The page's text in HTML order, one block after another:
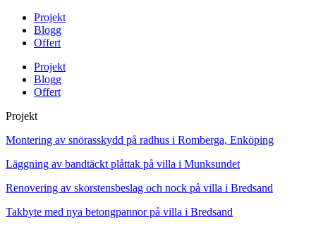
Projekt
Blogg
Offert
Projekt
Blogg
Offert
Projekt
Montering av snörasskydd på radhus i Romberga, Enköping
Läggning av bandtäckt plåttak på villa i Munksundet
Renovering av skorstensbeslag och nock på villa i Bredsand
Takbyte med nya betongpannor på villa i Bredsand